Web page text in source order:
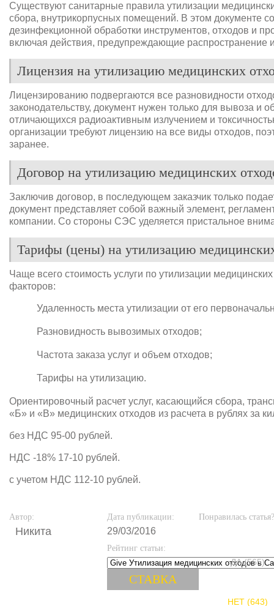
Существуют санитарные правила утилизации
сбора, внутрикорпусных помещений. В этом документе
дезинфекционной обработки инструментов, отходов и
включая действия, предупреждающие распространение
Лицензия на утилизацию медицинских
Лицензированию подвергаются все разновидности
законодательству, документ нужен только для вывоза и
отличающихся радиоактивным излучением и
организации требуют лицензию на все виды отходов,
заранее.
Договор на утилизацию медицинских
Заключив договор, в последующем заказчик только
документ представляет собой важный элемент,
компании. Со стороны СЭС уделяется пристальное
Тарифы (цены) на утилизацию
Чаще всего стоимость услуги по утилизации
факторов:
Удаленность места утилизации от его
Разновидность вывозимых отходов;
Частота заказа услуг и объем отходов;
Тарифы на утилизацию.
Ориентировочный расчет услуг, касающийся сбора,
«Б» и «В» медицинских отходов из расчета в рублях за
без НДС 95-00 рублей.
НДС -18% 17-10 рублей.
с учетом НДС 112-10 рублей.
Автор:
Никита
Дата публикации:
29/03/2016
Рейтинг статьи:
Понравилась статья?
ДА (565)
НЕТ (643)